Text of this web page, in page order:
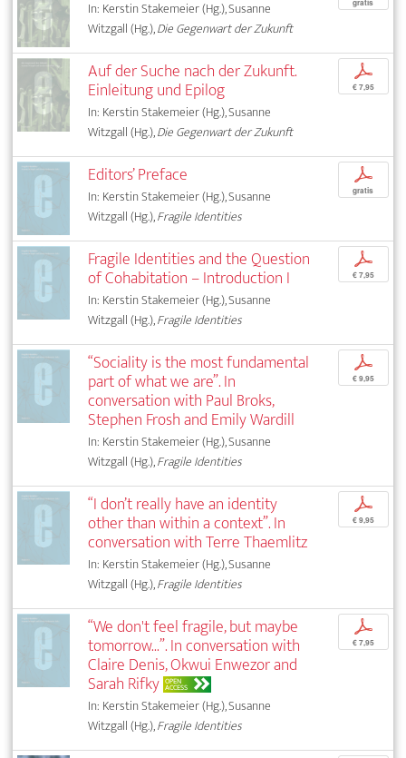
In: Kerstin Stakemeier (Hg.), Susanne
Witzgall (Hg.),Die Gegenwart der Zukunft
gratis
Auf der Suche nach der Zukunft.
Einleitung und Epilog
In: Kerstin Stakemeier (Hg.), Susanne
Witzgall (Hg.),Die Gegenwart der Zukunft
p
€ 7,95
Editors’ Preface
In: Kerstin Stakemeier (Hg.), Susanne
Witzgall (Hg.),Fragile Identities
p
gratis
Fragile Identities and the Question
of Cohabitation – Introduction I
In: Kerstin Stakemeier (Hg.), Susanne
Witzgall (Hg.),Fragile Identities
p
€ 7,95
“Sociality is the most fundamental
part of what we are”. In
conversation with Paul Broks,
Stephen Frosh and Emily Wardill
In: Kerstin Stakemeier (Hg.), Susanne
Witzgall (Hg.),Fragile Identities
p
€ 9,95
“I don’t really have an identity
other than within a context”. In
conversation with Terre Thaemlitz
In: Kerstin Stakemeier (Hg.), Susanne
Witzgall (Hg.),Fragile Identities
p
€ 9,95
“We don't feel fragile, but maybe
tomorrow...”. In conversation with
Claire Denis, Okwui Enwezor and
Sarah Rifky OPEN
ACCESS
In: Kerstin Stakemeier (Hg.), Susanne
Witzgall (Hg.),Fragile Identities
p
€ 7,95